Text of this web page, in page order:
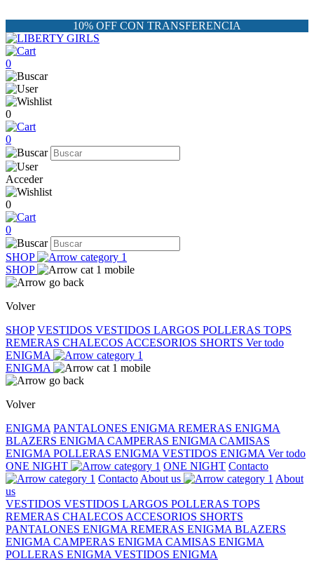
10% OFF CON TRANSFERENCIA
0
0
0
Acceder
0
0
SHOP
SHOP
Volver
SHOP VESTIDOS VESTIDOS LARGOS POLLERAS TOPS
REMERAS CHALECOS ACCESORIOS SHORTS Ver todo
ENIGMA
ENIGMA
Volver
ENIGMA PANTALONES ENIGMA REMERAS ENIGMA
BLAZERS ENIGMA CAMPERAS ENIGMA CAMISAS
ENIGMA POLLERAS ENIGMA VESTIDOS ENIGMA Ver todo
ONE NIGHT
ONE NIGHT Contacto
Contacto About us
About
us
VESTIDOS VESTIDOS LARGOS POLLERAS TOPS
REMERAS CHALECOS ACCESORIOS SHORTS
PANTALONES ENIGMA REMERAS ENIGMA BLAZERS
ENIGMA CAMPERAS ENIGMA CAMISAS ENIGMA
POLLERAS ENIGMA VESTIDOS ENIGMA